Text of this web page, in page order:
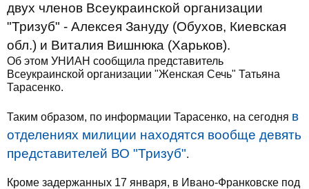
двух членов Всеукраинской организации
"Тризуб" - Алексея Зануду (Обухов, Киевская
обл.) и Виталия Вишнюка (Харьков).
Об этом УНИАН сообщила представитель
Всеукраинской организации "Женская Сечь" Татьяна
Тарасенко.
Таким образом, по информации Тарасенко, на сегодня в
отделениях милиции находятся вообще девять
представителей ВО "Тризуб".
Кроме задержанных 17 января, в Ивано-Франковске под